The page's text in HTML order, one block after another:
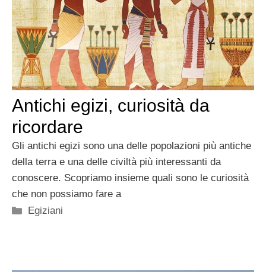
Antichi egizi, curiosità da
ricordare
Gli antichi egizi sono una delle popolazioni più antiche
della terra e una delle civiltà più interessanti da
conoscere. Scopriamo insieme quali sono le curiosità
che non possiamo fare a
Categorie
Egiziani